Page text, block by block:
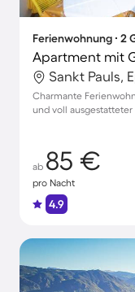
Ferienwohnung ∙ 2
Apartment mit
Sankt Pauls,
Charmante
und voll
ab 85 €
pro Nacht
4.9